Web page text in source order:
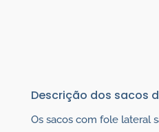
Descrição dos sacos
Os sacos com fole lateral